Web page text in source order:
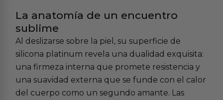
La anatomía de un encuentro
sublime
Al deslizarse sobre la piel, su superficie de
silicona platinum revela una dualidad exquisita:
una firmeza interna que promete resistencia y
una suavidad externa que se funde con el calor
del cuerpo como un segundo amante. Las